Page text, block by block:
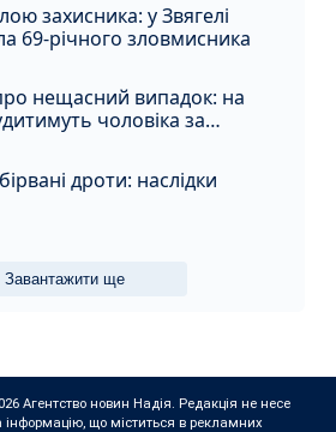
захисника: у Звягелі
69-річного зловмисника
нещасний випадок: на
чоловіка за
дроти: наслідки
Завантажити ще
Агентство новин Надія. Редакція не несе
інформацію, що міститься в рекламних